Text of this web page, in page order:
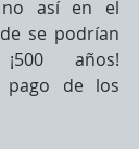
no así en el
se podrían
años!
pago de los